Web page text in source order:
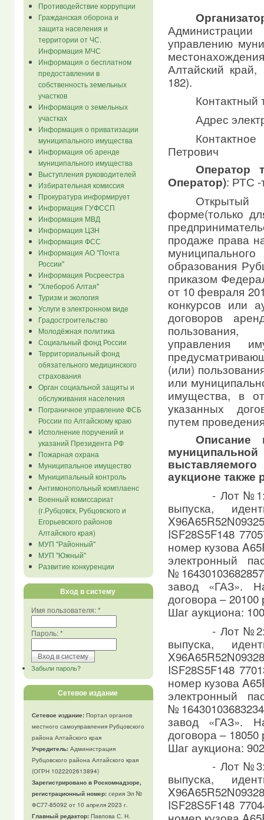
Противодействие коррупции
Гражданская оборона и
защита населения и
территории от ЧС.
Информация МЧС
Информация о бесплатном
предоставлении в
собственность земельных
участков
Информация о земельных
участках
Информация о приватизации
муниципального имущества
Информация об аренде
муниципального имущества
Выступления руководителей
Избирательная комиссия
Прокуратура информирует
Информация ГУФССП
Информация МВД
Информация ЦЗН
Информация ФСС
Информация АО "Почта
России"
Информация Росреестра
"Хлебороб Алтая"
Туризм и экология
Услуги в электронном виде
Градостроительство
Молодёжная политика
Социальный фонд России
Территориальный фонд
обязательного медицинского
страхования
Орган социальной защиты и
обслуживания населения
Пограничное управление ФСБ
России по Алтайскому краю
Исполнение поручений и
указаний Президента РФ
Пожарная охрана
Муниципальное имущество
Муниципальный контроль
Антимонопольный комплаенс
Военный комиссариат
(г.Рубцовск, Рубцовского и
Егорьевского районов
Алтайского края)
МУП "Районный"
МУП "Южный"
Развитие конкуренции
Вход в систему
Имя пользователя:*
Пароль:*
Забыли пароль?
Сетевое издание
Сетевое издание:Портал органов
местного самоуправления Рубцовского
района Алтайского края
Учредитель:Администрация
Рубцовского района Алтайского края
(ОГРН 1022202613894)
Зарегистрировано в Роскомнадзоре,
регистрационный номер:серия Эл №
ФС77-85092 от 10 апреля 2023 г.
Главный редактор:Павлова С. Н.
управлению
Алтайский
182).
Контактный
Адрес
Петрович
Оператор
Оператор): РТС -
форме(только
продаже права
образования
приказом
от 10 февраля
конкурсов или
договоров
пользования,
управления
(или)
или
имущества, в
указанных
путем
Описание
аукционе также
- Лот №1:
выпуска,
ISF28S5F148
номер кузова
электронный
завод «ГАЗ».
договора –
Шаг аукциона:
- Лот №2:
выпуска,
ISF28S5F148
номер кузова
электронный
завод «ГАЗ».
договора –
Шаг аукциона:
- Лот №3:
выпуска,
ISF28S5F148